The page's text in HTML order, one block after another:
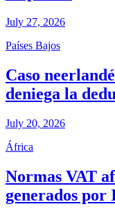
July 27, 2026
Países Bajos
Caso
deniega la
July 20, 2026
África
Normas VAT
generados por